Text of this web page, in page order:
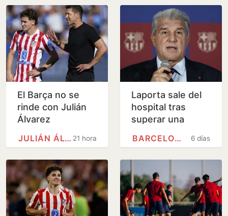
El Barça no se
rinde con Julián
Álvarez
21 horas
JULIÁN ÁLVAREZ
Laporta sale del
hospital tras
superar una
6 días
BARCELONA